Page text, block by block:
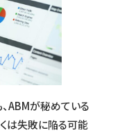
ABMが秘めている
は失敗に陥る可能